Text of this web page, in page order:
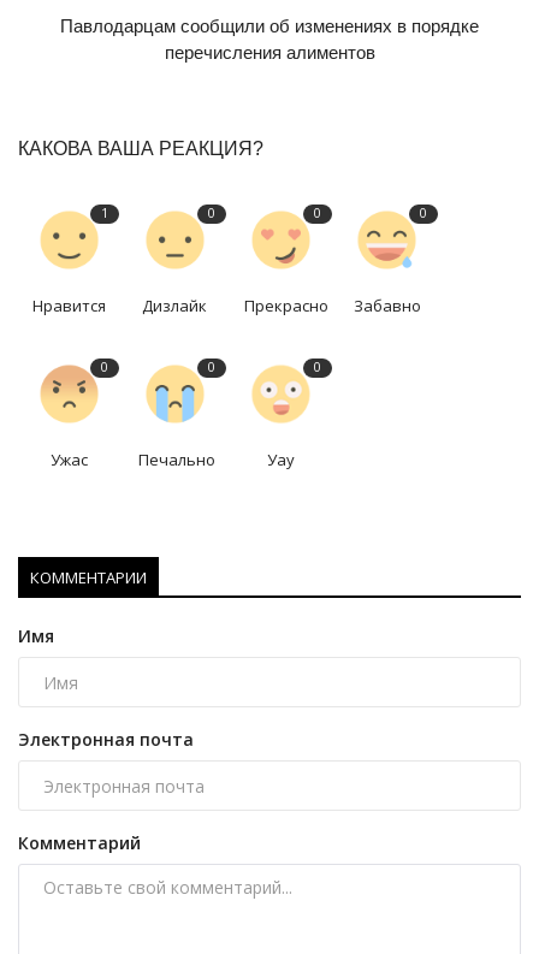
Павлодарцам сообщили об изменениях в порядке
перечисления алиментов
КАКОВА ВАША РЕАКЦИЯ?
1
Нравится
0
Дизлайк
0
Прекрасно
0
Забавно
0
Ужас
0
Печально
0
Уау
КОММЕНТАРИИ
Имя
Электронная почта
Комментарий